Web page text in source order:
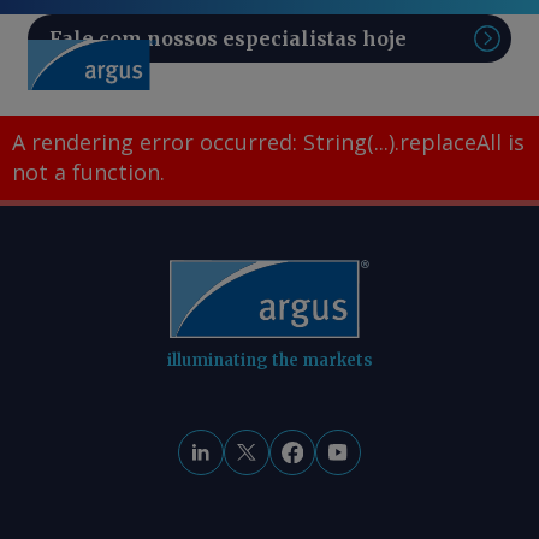
Fale com nossos especialistas hoje
A rendering error occurred: String(...).replaceAll is
not a function.
illuminating the markets